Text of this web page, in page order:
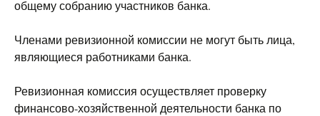
общему собранию участников банка.
Членами ревизионной комиссии не могут быть лица,
являющиеся работниками банка.
Ревизионная комиссия осуществляет проверку
финансово-хозяйственной деятельности банка по